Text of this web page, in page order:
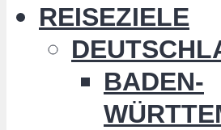
REISEZIELE
BADEN-